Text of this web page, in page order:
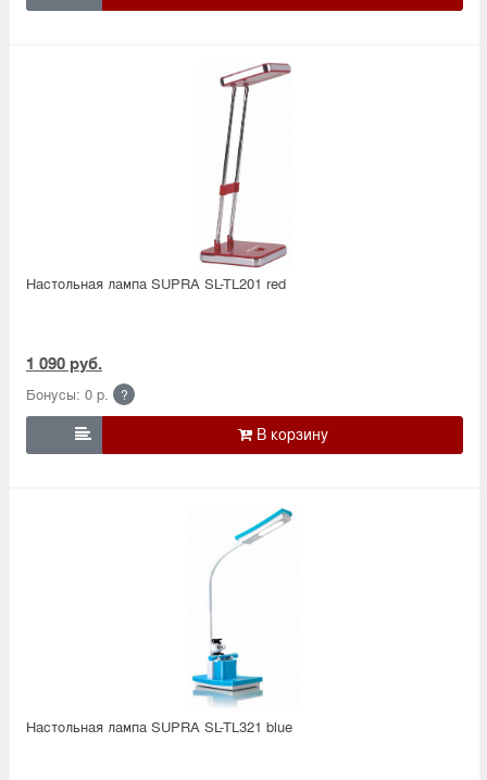
Настольная лампа SUPRA SL-TL201 red
1 090 руб.
Бонусы: 0 р. ?

Настольная лампа SUPRA SL-TL321 blue